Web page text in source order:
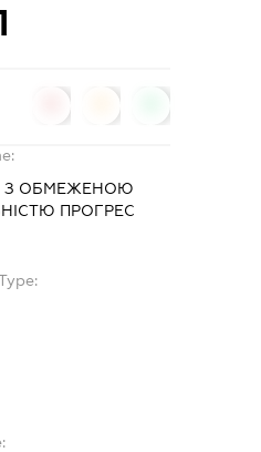
З ОБМЕЖЕНОЮ
ПРОГРЕС